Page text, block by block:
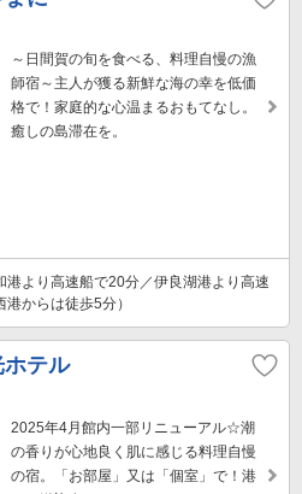
～日間賀の旬を食べる、料理自慢の漁
師宿～主人が獲る新鮮な海の幸を低価
格で！家庭的な心温まるおもてなし。
癒しの島滞在を。
より高速船で20分／伊良湖港より高速
からは徒歩5分）
テル
2025年4月館内一部リニューアル☆潮
の香りが心地良く肌に感じる料理自慢
の宿。「お部屋」又は「個室」で！港